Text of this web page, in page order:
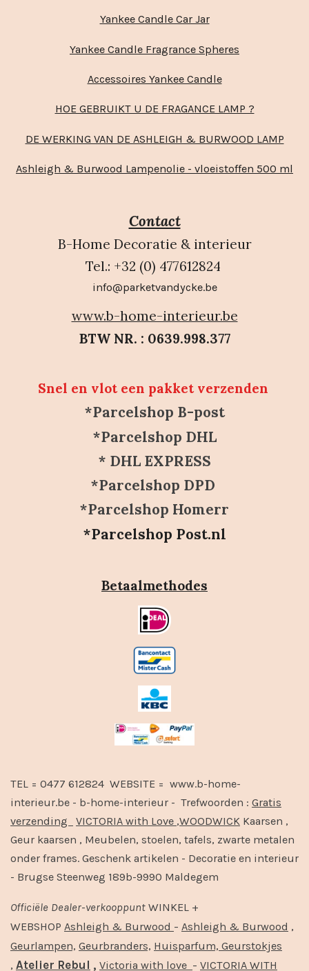
Yankee Candle Car Jar
Yankee Candle Fragrance Spheres
Accessoires Yankee Candle
HOE GEBRUIKT U DE FRAGANCE LAMP ?
DE WERKING VAN DE ASHLEIGH & BURWOOD LAMP
Ashleigh & Burwood Lampenolie - vloeistoffen 500 ml
Contact
B-Home Decoratie & interieur
Tel.: +32 (0) 477612824
info@parketvandycke.be
www.b-home-interieur.be
BTW NR. : 0639.998.377
Snel en vlot een pakket verzenden
*Parcelshop B-post
*Parcelshop DHL
* DHL EXPRESS
*Parcelshop DPD
*Parcelshop Homerr
*Parcelshop Post.nl
Betaalmethodes
TEL = 0477 612824 WEBSITE = www.b-home-
interieur.be - b-home-interieur - Trefwoorden : Gratis
verzending
VICTORIA with Love ,WOODWICK Kaarsen ,
Geur kaarsen , Meubelen, stoelen, tafels, zwarte metalen
onder frames. Geschenk artikelen - Decoratie en interieur
- Brugse Steenweg 189b-9990 Maldegem
Officiële Dealer-verkooppunt WINKEL +
WEBSHOP Ashleigh & Burwood - Ashleigh & Burwood ,
Geurlampen, Geurbranders, Huisparfum, Geurstokjes
, Atelier Rebul , Victoria with love - VICTORIA WITH